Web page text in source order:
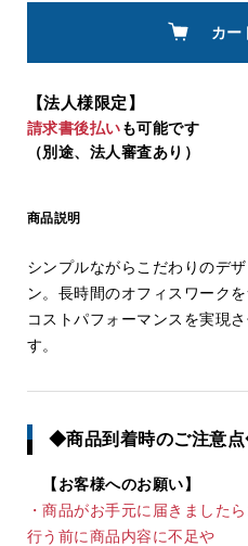
カー
【法人様限定】
請求書後払いも可能です
（別途、法人審査あり）
商品説明
シンプルながらこだわりのデ
ン。長時間のオフィスワーク
コストパフォーマンスを実現
す。
◆商品到着時のご注意
【お客様へのお願い】
・商品がお手元に届きました
行う前に商品内容に不足や